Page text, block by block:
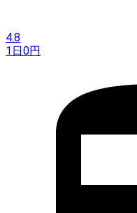
4.8
1日0円